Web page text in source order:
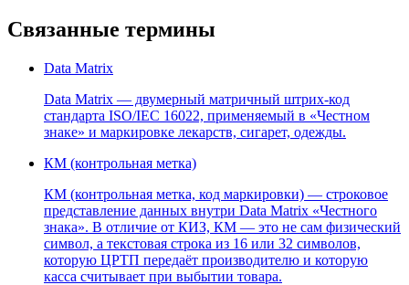
Связанные термины
Data Matrix
Data Matrix — двумерный матричный штрих-код
стандарта ISO/IEC 16022, применяемый в «Честном
знаке» и маркировке лекарств, сигарет, одежды.
КМ (контрольная метка)
КМ (контрольная метка, код маркировки) — строковое
представление данных внутри Data Matrix «Честного
знака». В отличие от КИЗ, КМ — это не сам физический
символ, а текстовая строка из 16 или 32 символов,
которую ЦРТП передаёт производителю и которую
касса считывает при выбытии товара.